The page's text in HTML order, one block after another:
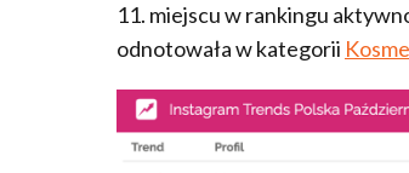
11. miejscu w rankingu
odnotowała w kategorii